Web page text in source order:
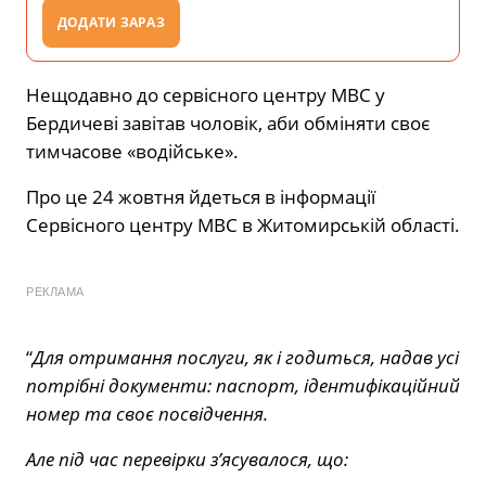
ДОДАТИ ЗАРАЗ
Нещодавно до сервісного центру МВС у
Бердичеві завітав чоловік, аби обміняти своє
тимчасове «водійське».
Про це 24 жовтня йдеться в інформації
Сервісного центру МВС в Житомирській області.
РЕКЛАМА
“Для отримання послуги, як і годиться, надав усі
потрібні документи: паспорт, ідентифікаційний
номер та своє посвідчення.
Але під час перевірки з’ясувалося, що: